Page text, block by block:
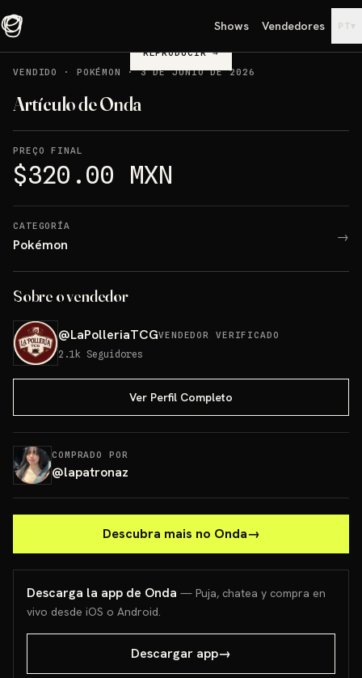
Shows Vendedores PT▾
REPRODUCIR→
VENDIDO
· POKÉMON ·3 DE JUNIO DE 2026
Artículo de Onda
PREÇO FINAL
$320.00 MXN
CATEGORÍA
Pokémon →
Sobre o vendedor
@LaPolleriaTCGVENDEDOR VERIFICADO
2.1k Seguidores
Ver Perfil Completo
COMPRADO POR
@lapatronaz
Descubra mais no Onda→
Descarga la app de Onda — Puja, chatea y compra en
vivo desde iOS o Android.
Descargar app→